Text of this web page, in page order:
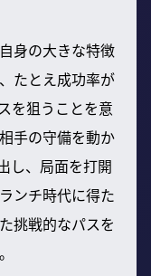
身の大きな特徴
たとえ成功率が
を狙うことを意
手の守備を動か
し、局面を打開
ンチ時代に得た
挑戦的なパスを